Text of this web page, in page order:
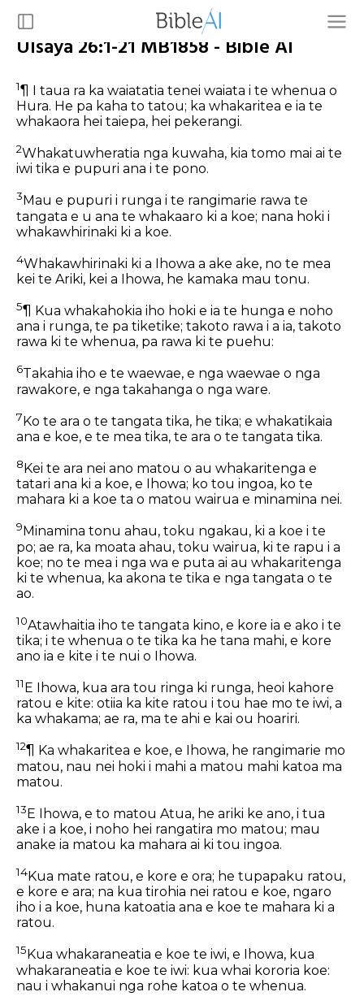
UIsaya 26:1-21 MB1858 - Bible AI
1¶ I taua ra ka waiatatia tenei waiata i te whenua o
Hura. He pa kaha to tatou; ka whakaritea e ia te
whakaora hei taiepa, hei pekerangi.
2Whakatuwheratia nga kuwaha, kia tomo mai ai te
iwi tika e pupuri ana i te pono.
3 Mau e pupuri i runga i te rangimarie rawa te
tangata e u ana te whakaaro ki a koe; nana hoki i
whakawhirinaki ki a koe.
4Whakawhirinaki ki a Ihowa a ake ake, no te mea
kei te Ariki, kei a Ihowa, he kamaka mau tonu.
5¶ Kua whakahokia iho hoki e ia te hunga e noho
ana i runga, te pa tiketike; takoto rawa i a ia, takoto
rawa ki te whenua, pa rawa ki te puehu:
6Takahia iho e te waewae, e nga waewae o nga
rawakore, e nga takahanga o nga ware.
7Ko te ara o te tangata tika, he tika; e whakatikaia
ana e koe, e te mea tika, te ara o te tangata tika.
8 Kei te ara nei ano matou o au whakaritenga e
tatari ana ki a koe, e Ihowa; ko tou ingoa, ko te
mahara ki a koe ta o matou wairua e minamina nei.
9 Minamina tonu ahau, toku ngakau, ki a koe i te
po; ae ra, ka moata ahau, toku wairua, ki te rapu i a
koe; no te mea i nga wa e puta ai au whakaritenga
ki te whenua, ka akona te tika e nga tangata o te
ao.
10Atawhaitia iho te tangata kino, e kore ia e ako i te
tika; i te whenua o te tika ka he tana mahi, e kore
ano ia e kite i te nui o Ihowa.
11 E Ihowa, kua ara tou ringa ki runga, heoi kahore
ratou e kite: otiia ka kite ratou i tou hae mo te iwi, a
ka whakama; ae ra, ma te ahi e kai ou hoariri.
12¶ Ka whakaritea e koe, e Ihowa, he rangimarie mo
matou, nau nei hoki i mahi a matou mahi katoa ma
matou.
13E Ihowa, e to matou Atua, he ariki ke ano, i tua
ake i a koe, i noho hei rangatira mo matou; mau
anake ia matou ka mahara ai ki tou ingoa.
14Kua mate ratou, e kore e ora; he tupapaku ratou,
e kore e ara; na kua tirohia nei ratou e koe, ngaro
iho i a koe, huna katoatia ana e koe te mahara ki a
ratou.
15 Kua whakaraneatia e koe te iwi, e Ihowa, kua
whakaraneatia e koe te iwi: kua whai kororia koe:
nau i whakanui nga rohe katoa o te whenua.